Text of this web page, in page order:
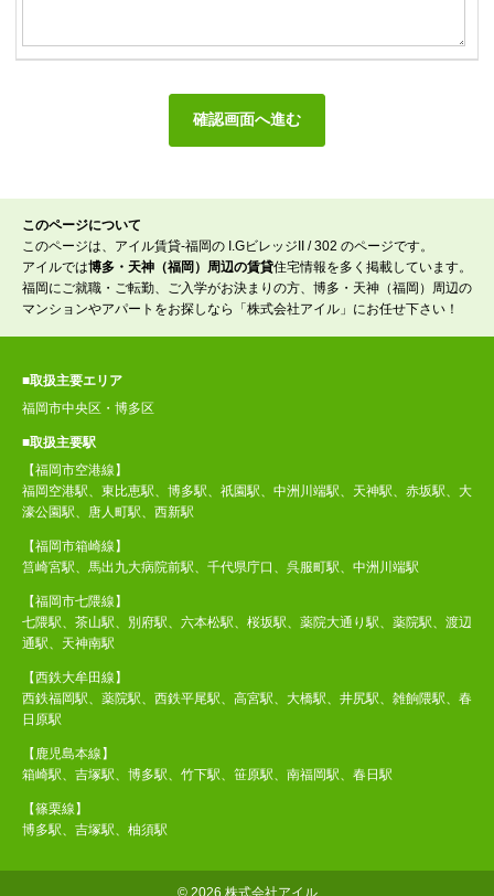
このページについて
このページは、アイル賃貸-福岡の I.GビレッジII / 302 のページです。
アイルでは博多・天神（福岡）周辺の賃貸住宅情報を多く掲載しています。
福岡にご就職・ご転勤、ご入学がお決まりの方、博多・天神（福岡）周辺の
マンションやアパートをお探しなら「株式会社アイル」にお任せ下さい！
■取扱主要エリア
福岡市中央区・博多区
■取扱主要駅
【福岡市空港線】
福岡空港駅、東比恵駅、博多駅、祇園駅、中洲川端駅、天神駅、赤坂駅、大
濠公園駅、唐人町駅、西新駅
【福岡市箱崎線】
筥崎宮駅、馬出九大病院前駅、千代県庁口、呉服町駅、中洲川端駅
【福岡市七隈線】
七隈駅、茶山駅、別府駅、六本松駅、桜坂駅、薬院大通り駅、薬院駅、渡辺
通駅、天神南駅
【西鉄大牟田線】
西鉄福岡駅、薬院駅、西鉄平尾駅、高宮駅、大橋駅、井尻駅、雑餉隈駅、春
日原駅
【鹿児島本線】
箱崎駅、吉塚駅、博多駅、竹下駅、笹原駅、南福岡駅、春日駅
【篠栗線】
博多駅、吉塚駅、柚須駅
© 2026 株式会社アイル